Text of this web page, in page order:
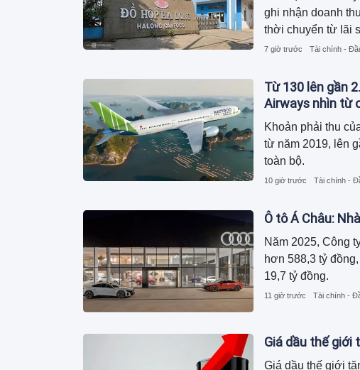
ghi nhận doanh
thời chuyển từ lãi
dương, nguồn tiền
7 giờ trước Tài chính -
Từ 130 lên gần
Airways nhìn từ
Khoản phải thu
từ năm 2019, lên
toàn bộ.
10 giờ trước Tài chính -
Ô tô Á Châu:
Năm 2025, Công
hơn 588,3 tỷ
19,7 tỷ đồng.
11 giờ trước Tài chính -
Giá dầu thế giới
Giá dầu thế giới